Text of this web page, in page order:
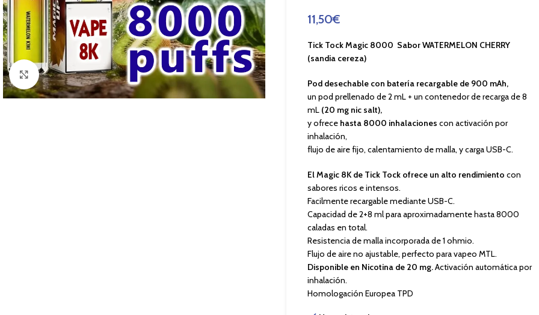
Haga Click para agrandar
11,50€
Tick Tock Magic 8000 Sabor WATERMELON CHERRY
(sandia cereza)
Pod desechable con batería recargable de 900 mAh,
un pod prellenado de 2 mL + un contenedor de recarga de 8
mL (20 mg nic salt),
y ofrece hasta 8000 inhalaciones con activación por
inhalación,
flujo de aire fijo, calentamiento de malla, y carga USB-C.
El Magic 8K de Tick Tock ofrece un alto rendimiento con
sabores ricos e intensos.
Facilmente recargable mediante USB-C.
Capacidad de 2+8 ml para aproximadamente hasta 8000
caladas en total.
Resistencia de malla incorporada de 1 ohmio.
Flujo de aire no ajustable, perfecto para vapeo MTL.
Disponible en Nicotina de 20 mg.Activación automática por
inhalación.
Homologación Europea TPD